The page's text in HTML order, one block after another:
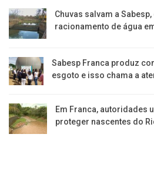
Chuvas salvam a
racionamento de água
Sabesp Franca produz
esgoto e isso chama a
Em Franca, autoridades
proteger nascentes do